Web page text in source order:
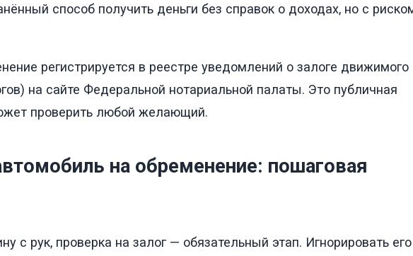
способ получить деньги без справок о доходах, но с
регистрируется в реестре уведомлений о залоге движимого
на сайте Федеральной нотариальной палаты. Это публичная
проверить любой желающий.
на обременение: пошаговая
с рук, проверка на залог — обязательный этап. Игнорировать его